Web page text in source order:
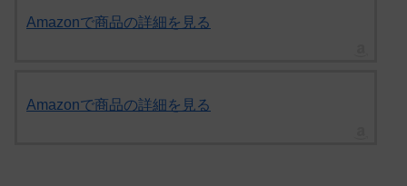
Amazonで商品の詳細を見る
Amazonで商品の詳細を見る